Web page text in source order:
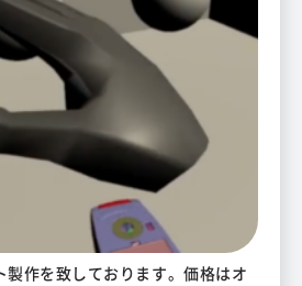
製作を致しております。価格はオ